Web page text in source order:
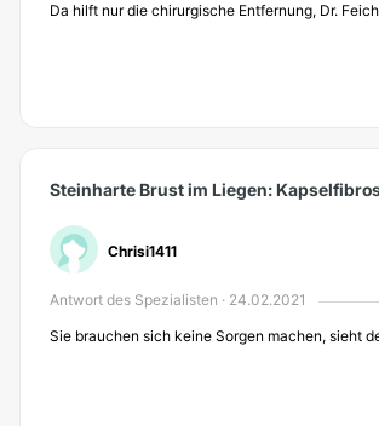
Da hilft nur die chirurgische Entfernung, Dr.
Steinharte Brust im Liegen:
Chrisi1411
Antwort des Spezialisten · 24.02.2021
Sie brauchen sich keine Sorgen machen, sieht